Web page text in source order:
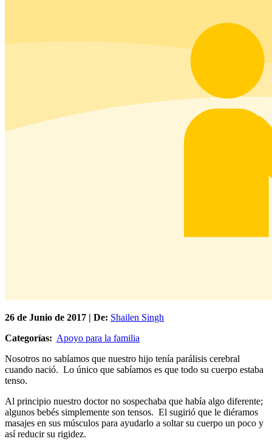
26 de Junio de 2017 | De: Shailen Singh
Categorías: Apoyo para la familia
Nosotros no sabíamos que nuestro hijo tenía parálisis cerebral
cuando nació. Lo único que sabíamos es que todo su cuerpo estaba
tenso.
Al principio nuestro doctor no sospechaba que había algo diferente;
algunos bebés simplemente son tensos. El sugirió que le diéramos
masajes en sus músculos para ayudarlo a soltar su cuerpo un poco y
así reducir su rigidez.